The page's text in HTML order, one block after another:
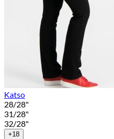
Katso
28/28"
31/28"
32/28"
+18